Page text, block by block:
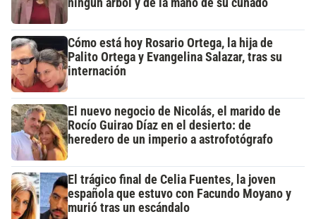
Cómo está hoy Rosario Ortega, la hija de
Palito Ortega y Evangelina Salazar, tras su
internación
El nuevo negocio de Nicolás, el marido de
Rocío Guirao Díaz en el desierto: de
heredero de un imperio a astrofotógrafo
El trágico final de Celia Fuentes, la joven
española que estuvo con Facundo Moyano y
murió tras un escándalo